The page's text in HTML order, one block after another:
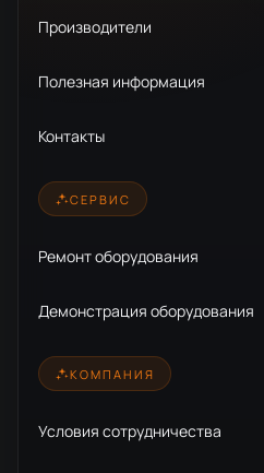
Производители
Полезная информация
Контакты
СЕРВИС
Ремонт оборудования
Демонстрация оборудования
КОМПАНИЯ
Условия сотрудничества